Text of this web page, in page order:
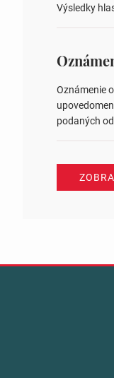
obecného
Výsledky
ysledky.html
Oznámenie
podaných